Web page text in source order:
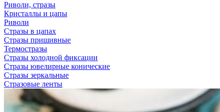
Риволи, стразы
Кристаллы и цапы
Риволи
Стразы в цапах
Стразы пришивные
Термостразы
Стразы холодной фиксации
Стразы ювелирные конические
Стразы зеркальные
Стразовые ленты